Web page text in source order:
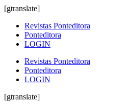
[gtranslate]
Revistas Ponteditora
Ponteditora
LOGIN
Revistas Ponteditora
Ponteditora
LOGIN
[gtranslate]